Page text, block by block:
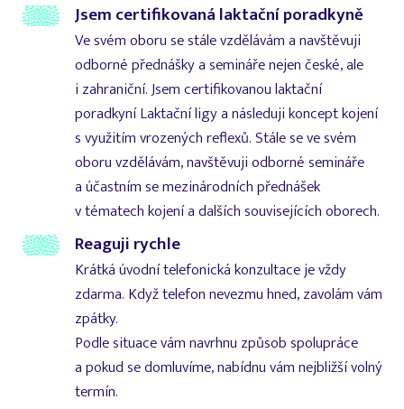
Jsem certifikovaná laktační poradkyně
Ve svém oboru se stále vzdělávám a navštěvuji
odborné přednášky a semináře nejen české, ale
i zahraniční. Jsem certifikovanou laktační
poradkyní Laktační ligy a následuji koncept kojení
s využitím vrozených reflexů. Stále se ve svém
oboru vzdělávám, navštěvuji odborné semináře
a účastním se mezinárodních přednášek
v tématech kojení a dalších souvisejících oborech.
Reaguji rychle
Krátká úvodní telefonická konzultace je vždy
zdarma. Když telefon nevezmu hned, zavolám vám
zpátky.
Podle situace vám navrhnu způsob spolupráce
a pokud se domluvíme, nabídnu vám nejbližší volný
termín.